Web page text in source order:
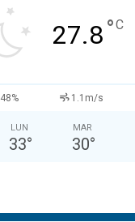
27.8°C
48% 1.1m/s
LUN
33°
MAR
30°